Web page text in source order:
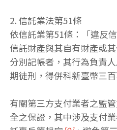
2. 信託業法第51條
依信託業第51條：「違反
信託財產與其自有財產或
分別記帳者，其行為負責
期徒刑，得併科新臺幣三百
有關第三方支付業者之監
全之保證，其中涉及支付